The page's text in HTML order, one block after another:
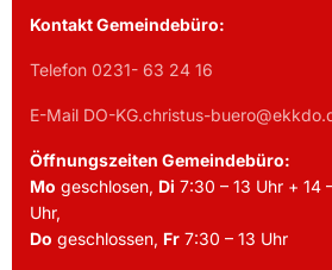
Kontakt Gemeindebüro:
Telefon 0231- 63 24 16
E-Mail DO-KG.christus-
Öffnungszeiten Gemeindebüro:
Mo geschlosen, Di 7:30 – 13 Uhr + 14
Uhr,
Do geschlossen, Fr 7:30 – 13 Uhr